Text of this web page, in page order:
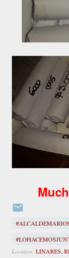
Location: LINARES,